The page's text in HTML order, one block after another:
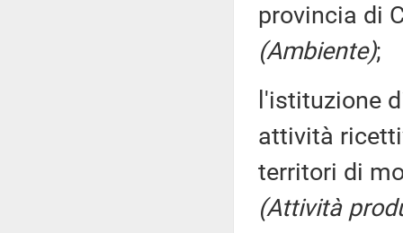
provincia di
(Ambiente);
l'istituzione
attività
territori di
(Attività